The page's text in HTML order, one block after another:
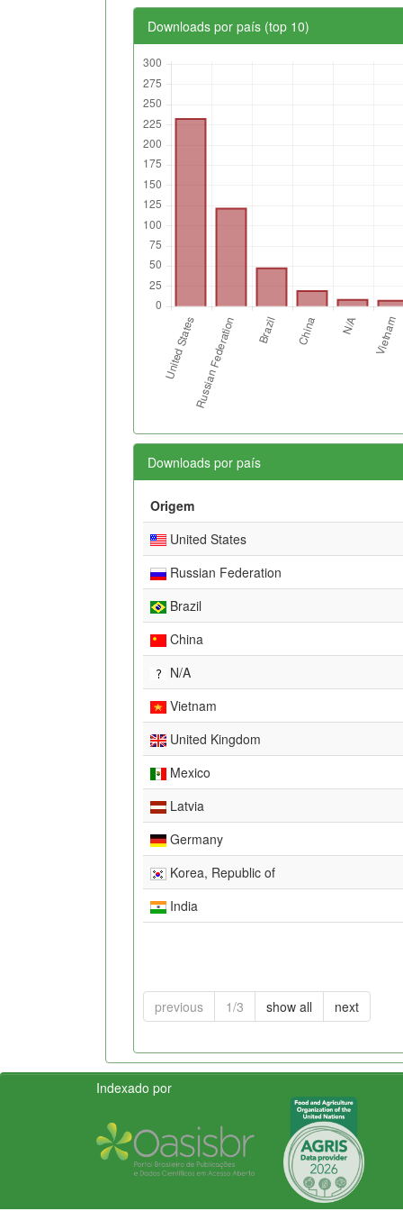
Downloads por país (top 10)
Downloads por país
Origem
United States
Russian Federation
Brazil
China
N/A
Vietnam
United Kingdom
Mexico
Latvia
Germany
Korea, Republic of
India
previous 1/3 show all next
Indexado por